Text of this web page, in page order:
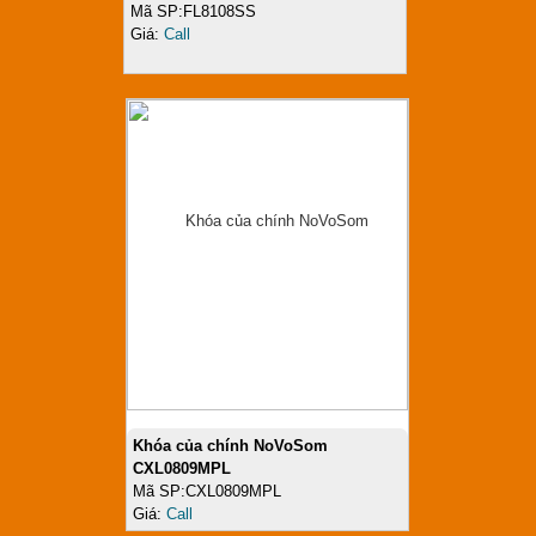
Mã SP:FL8108SS
Giá: Call
Khóa của chính NoVoSom
CXL0809MPL
Mã SP:CXL0809MPL
Giá:Call